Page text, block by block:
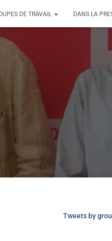
DE TRAVAIL DANS LA
Tweets by